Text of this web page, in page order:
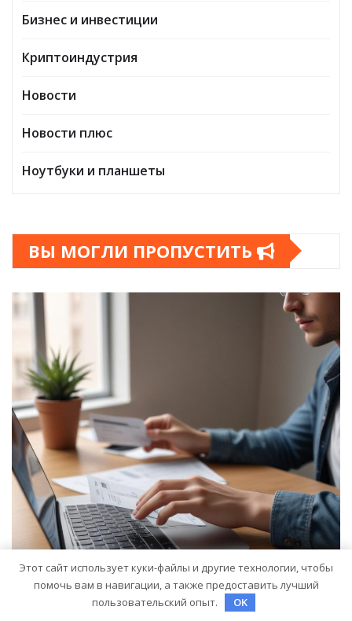
Бизнес и инвестиции
Криптоиндустрия
Новости
Новости плюс
Ноутбуки и планшеты
ВЫ МОГЛИ ПРОПУСТИТЬ
Этот сайт использует куки-файлы и другие технологии, чтобы
помочь вам в навигации, а также предоставить лучший
пользовательский опыт.
OK